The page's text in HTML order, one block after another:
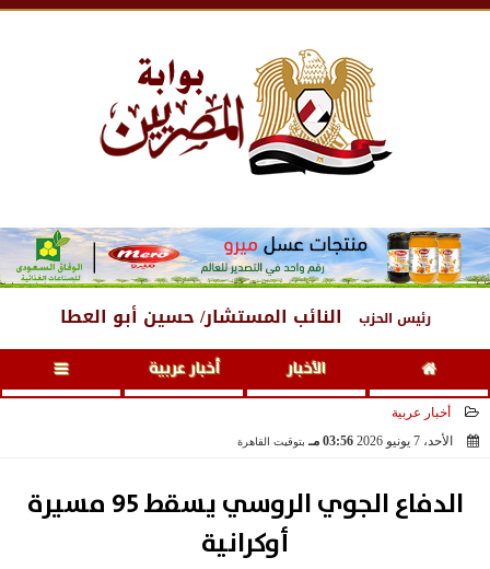
رئيس الحزب النائب المستشار/ حسين أبو العطا
الأخبار أخبار عربية
أخبار عربية
الأحد، 7 يونيو 2026
03:56 مـ بتوقيت القاهرة
الدفاع الجوي الروسي يسقط 95 مسيرة
أوكرانية